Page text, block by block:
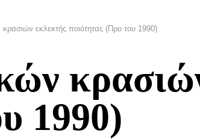
εκλεκτής ποιότητας (Προ του 1990)
1990)